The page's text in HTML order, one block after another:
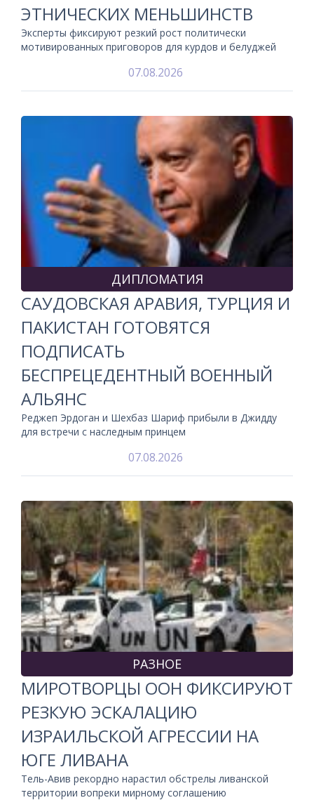
ЭТНИЧЕСКИХ МЕНЬШИНСТВ
Эксперты фиксируют резкий рост политически
мотивированных приговоров для курдов и белуджей
07.08.2026
ДИПЛОМАТИЯ
САУДОВСКАЯ АРАВИЯ, ТУРЦИЯ И
ПАКИСТАН ГОТОВЯТСЯ
ПОДПИСАТЬ
БЕСПРЕЦЕДЕНТНЫЙ ВОЕННЫЙ
АЛЬЯНС
Реджеп Эрдоган и Шехбаз Шариф прибыли в Джидду
для встречи с наследным принцем
07.08.2026
РАЗНОЕ
МИРОТВОРЦЫ ООН ФИКСИРУЮТ
РЕЗКУЮ ЭСКАЛАЦИЮ
ИЗРАИЛЬСКОЙ АГРЕССИИ НА
ЮГЕ ЛИВАНА
Тель-Авив рекордно нарастил обстрелы ливанской
территории вопреки мирному соглашению